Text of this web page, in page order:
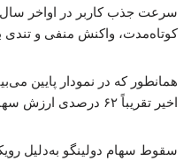
کوتاه‌مدت، واکنش منفی و تندی
همانطور که در نمودار پایین
اخیر تقریباً ۶۲ درصدی ارزش سهام خود را از دست داد:
سقوط سهام دولینگو به‌دلیل